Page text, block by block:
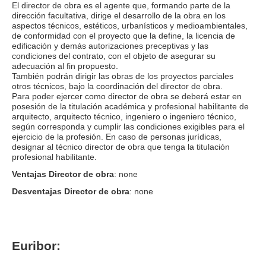
El director de obra es el agente que, formando parte de la
dirección facultativa, dirige el desarrollo de la obra en los
aspectos técnicos, estéticos, urbanísticos y medioambientales,
de conformidad con el proyecto que la define, la licencia de
edificación y demás autorizaciones preceptivas y las
condiciones del contrato, con el objeto de asegurar su
adecuación al fin propuesto.
También podrán dirigir las obras de los proyectos parciales
otros técnicos, bajo la coordinación del director de obra.
Para poder ejercer como director de obra se deberá estar en
posesión de la titulación académica y profesional habilitante de
arquitecto, arquitecto técnico, ingeniero o ingeniero técnico,
según corresponda y cumplir las condiciones exigibles para el
ejercicio de la profesión. En caso de personas jurídicas,
designar al técnico director de obra que tenga la titulación
profesional habilitante.
Ventajas Director de obra: none
Desventajas Director de obra: none
Euribor: